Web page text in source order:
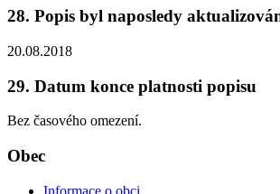
28. Popis byl naposledy
20.08.2018
29. Datum konce platnosti popisu
Bez časového omezení.
Obec
Informace o obci